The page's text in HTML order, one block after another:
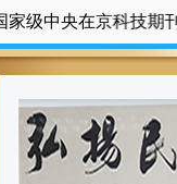
在京科技期刊《